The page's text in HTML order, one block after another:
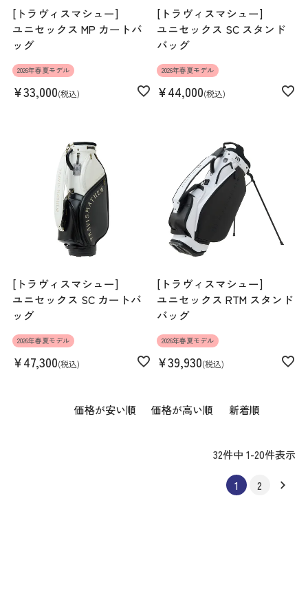
[トラヴィスマシュー]
ユニセックス MP カートバ
ッグ
2026年春夏モデル
¥33,000 税込
[トラヴィスマシュー]
ユニセックス SC スタンド
バッグ
2026年春夏モデル
¥44,000 税込
[トラヴィスマシュー]
ユニセックス SC カートバ
ッグ
2026年春夏モデル
¥47,300 税込
[トラヴィスマシュー]
ユニセックス RTM スタンド
バッグ
2026年春夏モデル
¥39,930 税込
価格が安い順 価格が高い順 新着順
32件中 1-20件表示
1 2